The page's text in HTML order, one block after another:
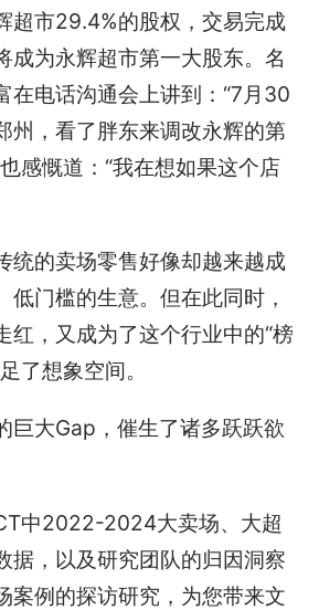
超市29.4%的股权，交易完成
成为永辉超市第一大股东。名
在电话沟通会上讲到：“7月30
州，看了胖东来调改永辉的第
感慨道：“我在想如果这个店
统的卖场零售好像却越来越成
低门槛的生意。但在此同时，
红，又成为了这个行业中的“榜
了想象空间。
巨大Gap，催生了诸多跃跃欲
中2022-2024大卖场、大超
据，以及研究团队的归因洞察
案例的探访研究，为您带来文